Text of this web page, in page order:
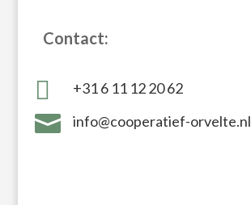
Contact:
 +31 6 11 12 20 62‬
 info@cooperatief-orvelte.nl